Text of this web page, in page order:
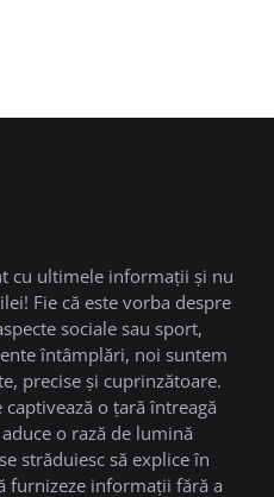
cu ultimele informații și nu
Fie că este vorba despre
sociale sau sport,
întâmplări, noi suntem
precise și cuprinzătoare.
o țară întreagă
o rază de lumină
străduiesc să explice în
furnizeze informații fără a